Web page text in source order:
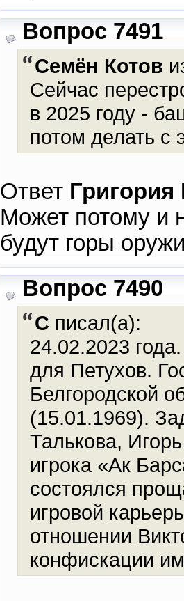
Вопрос 7491
Семён Котов
Сейчас
в 2025 году -
потом делать с
Ответ
Может потому и
будут горы
Вопрос 7490
С писал(а):
24.02.2023
для Петухов.
Белгородской
(15.01.1969).
Талькова,
игрока «Ак
состоялся
игровой
отношении
конфискации